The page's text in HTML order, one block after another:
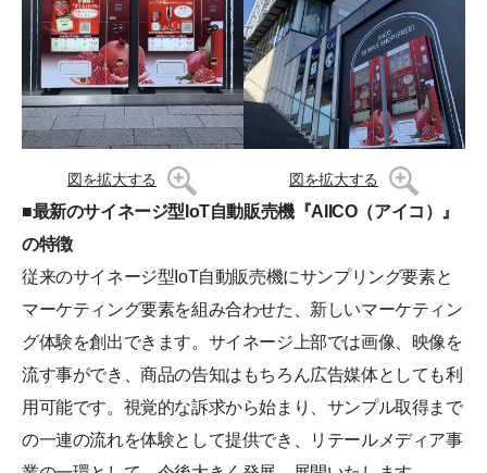
図を拡大する 図を拡大する
■最新のサイネージ型IoT自動販売機『AIICO（アイコ）』
の特徴
従来のサイネージ型IoT自動販売機にサンプリング要素と
マーケティング要素を組み合わせた、新しいマーケティン
グ体験を創出できます。サイネージ上部では画像、映像を
流す事ができ、商品の告知はもちろん広告媒体としても利
用可能です。視覚的な訴求から始まり、サンプル取得まで
の一連の流れを体験として提供でき、リテールメディア事